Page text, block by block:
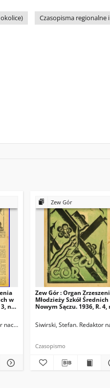
Czasopisma regionalne
w
3, nr
Zew Gór
Zew Gór : Organ
Młodzieży Szkół
Nowym Sączu. 1936, R. 4,
Siwirski, Stefan. Redaktor
Czasopismo